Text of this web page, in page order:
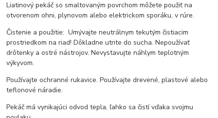
Liatinový pekáč so smaltovaným povrchom môžete použiť na
otvorenom ohni, plynovom alebo elektrickom sporáku, v rúre.
Čistenie a použitie: Umývajte neutrálnym tekutým čistiacim
prostriedkom na riad! Dôkladne utrite do sucha. Nepoužívať
drôtenky a ostré nástrojov. Nevystavujte náhlym teplotným
výkyvom.
Používajte ochranné rukavice. Používajte drevené, plastové alebo
teflonové náradie.
Pekáč má vynikajúci odvod tepla, ľahko sa čistí vďaka svojmu